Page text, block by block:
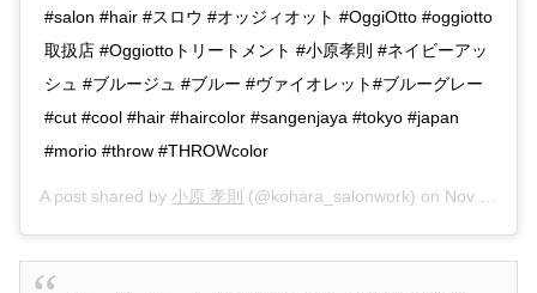
#salon #hair #スロウ #オッジィオット #OggiOtto #oggiotto
取扱店 #Oggiottoトリートメント #小原孝則 #ネイビーアッ
シュ #ブルージュ #ブルー #ヴァイオレット#ブルーグレー
#cut #cool #hair #haircolor #sangenjaya #tokyo #japan
#morio #throw #THROWcolor
A post shared by 小原 孝則 (@kohara_salonwork) on Nov 25, 2016 at 12:28am PST